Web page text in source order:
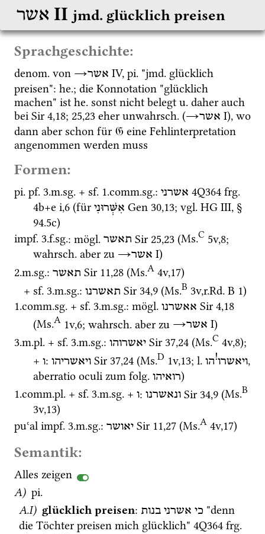
אשר ‎ II jmd. glücklich preisen
Sprachgeschichte:
denom. von →אשר ‎ IV, pi. "jmd. glücklich
preisen": he.; die Konnotation "glücklich
machen" ist he. sonst nicht belegt u. daher auch
bei Sir 4,18; 25,23 eher unwahrsch. (→אשר ‎ I), wo
dann aber schon für 𝔊 eine Fehlinterpretation
angenommen werden muss
Formen:
pi. pf. 3.m.sg. + sf. 1.comm.sg.: אשרני 4Q364 frg.
4b+e i,6 (für אִשְּׁרוּנִי Gen 30,13; vgl. HG III, §
94.5c)
impf. 3.f.sg.: mögl. תאשר Sir 25,23 (Ms.C 5v,8
wahrsch. aber zu →אשר ‎ I)
2.m.sg.: תאשר Sir 11,28 (Ms.A 4v,17)
+ sf. 3.m.sg.: תאשרנו Sir 34,9 (Ms.B 3v,r.Rd. B 1)
1.comm.sg. + sf. 3.m.sg.: mögl. אאשרנו Sir 4,18
(Ms.A 1v,6; wahrsch. aber zu →אשר ‎ I)
3.m.pl. + sf. 3.m.sg.: יאשרוהו Sir 37,24 (Ms.C 4v,8);
+ ו: ויאשריהו Sir 37,24 (Ms.D 1v,13; l. ויאשרו!הו
,
aberratio oculi zum folg. רואיהו)
1.comm.pl. + sf. 3.m.sg. + ו: ונאשרנו Sir 34,9 (Ms.B
3v,13)
puʿal impf. 3.m.sg.: יאושר Sir 11,27 (Ms.A 4v,17)
Semantik:
Alles zeigen
A) pi.
A.I) glücklich preisen: כי אשרני בנות
"denn
die Töchter preisen mich glücklich" 4Q364 frg.